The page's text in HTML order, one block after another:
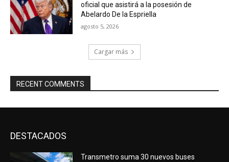
oficial que asistirá a la posesión de
Abelardo De la Espriella
agosto 5, 2026
Cargar más
RECENT COMMENTS
DESTACADOS
Transmetro suma 30 nuevos buses